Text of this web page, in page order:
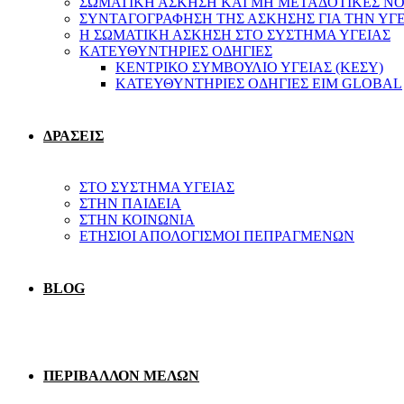
ΣΥΝΤΑΓΟΓΡΑΦΗΣΗ ΤΗΣ ΑΣΚΗΣΗΣ ΓΙΑ ΤΗΝ
Η ΣΩΜΑΤΙΚΗ ΑΣΚΗΣΗ ΣΤΟ ΣΥΣΤΗΜΑ ΥΓΕΙΑΣ
ΚΑΤΕΥΘΥΝΤΗΡΙΕΣ ΟΔΗΓΙΕΣ
ΚΕΝΤΡΙΚΟ ΣΥΜΒΟΥΛΙΟ ΥΓΕΙΑΣ (ΚΕΣΥ)
ΚΑΤΕΥΘΥΝΤΗΡΙΕΣ ΟΔΗΓΙΕΣ EIM GLOBAL
ΔΡΑΣΕΙΣ
ΣΤΟ ΣΥΣΤΗΜΑ ΥΓΕΙΑΣ
ΣΤΗΝ ΠΑΙΔΕΙΑ
ΣΤΗΝ ΚΟΙΝΩΝΙΑ
ΕΤΗΣΙΟΙ ΑΠΟΛΟΓΙΣΜΟΙ ΠΕΠΡΑΓΜΕΝΩΝ
BLOG
ΠΕΡΙΒΑΛΛΟΝ ΜΕΛΩΝ